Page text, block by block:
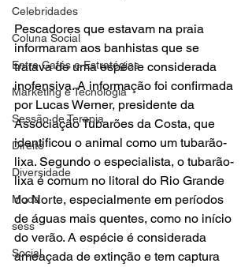
Celebridades
Coluna Social
Entre Cafés e Estratégias
Marketing e Tecnologia
Sessão de Terapia
Direito
Diversidade
Moda
sess
Social
Pescadores que estavam na praia
informaram aos banhistas que se
tratava de uma espécie considerada
inofensiva. A informação foi confirmada
por Lucas Werner, presidente da
Associação Tubarões da Costa, que
identificou o animal como um tubarão-
lixa. Segundo o especialista, o tubarão-
lixa é comum no litoral do Rio Grande
do Norte, especialmente em períodos
de águas mais quentes, como no início
do verão. A espécie é considerada
ameaçada de extinção e tem captura